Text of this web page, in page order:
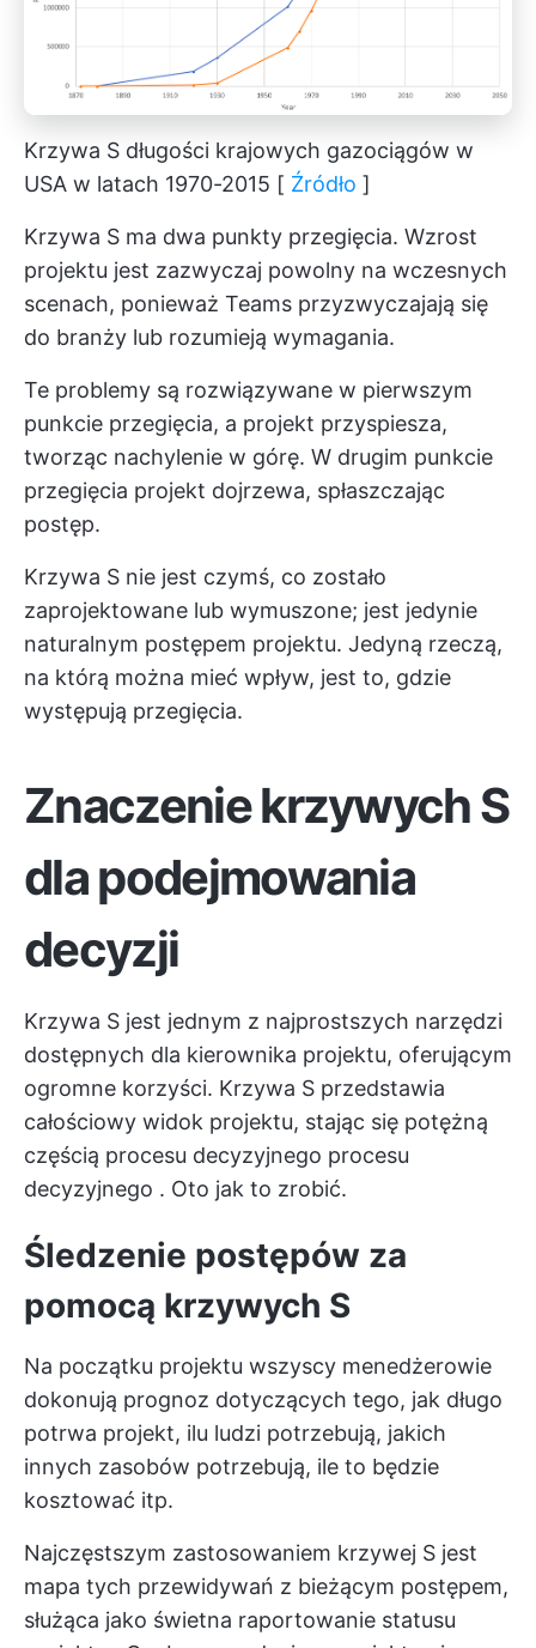
Krzywa S długości krajowych gazociągów w
USA w latach 1970-2015 [ Źródło ]
Krzywa S ma dwa punkty przegięcia. Wzrost
projektu jest zazwyczaj powolny na wczesnych
scenach, ponieważ Teams przyzwyczajają się
do branży lub rozumieją wymagania.
Te problemy są rozwiązywane w pierwszym
punkcie przegięcia, a projekt przyspiesza,
tworząc nachylenie w górę. W drugim punkcie
przegięcia projekt dojrzewa, spłaszczając
postęp.
Krzywa S nie jest czymś, co zostało
zaprojektowane lub wymuszone; jest jedynie
naturalnym postępem projektu. Jedyną rzeczą,
na którą można mieć wpływ, jest to, gdzie
występują przegięcia.
Znaczenie krzywych S
dla podejmowania
decyzji
Krzywa S jest jednym z najprostszych narzędzi
dostępnych dla kierownika projektu, oferującym
ogromne korzyści. Krzywa S przedstawia
całościowy widok projektu, stając się potężną
częścią procesu decyzyjnego procesu
decyzyjnego . Oto jak to zrobić.
Śledzenie postępów za
pomocą krzywych S
Na początku projektu wszyscy menedżerowie
dokonują prognoz dotyczących tego, jak długo
potrwa projekt, ilu ludzi potrzebują, jakich
innych zasobów potrzebują, ile to będzie
kosztować itp.
Najczęstszym zastosowaniem krzywej S jest
mapa tych przewidywań z bieżącym postępem,
służąca jako świetna raportowanie statusu